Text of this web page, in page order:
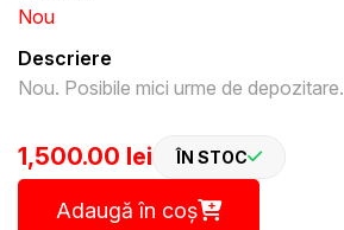
Nou
Descriere
Nou. Posibile mici urme de depozitare.
1,500.00 lei ÎN STOC
Adaugă în coș